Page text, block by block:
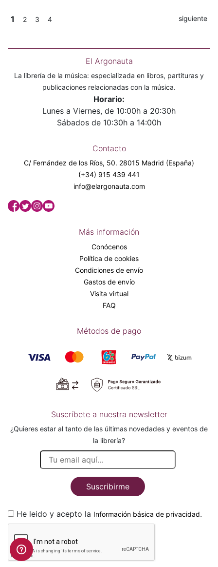
1 2 3 4 siguiente
El Argonauta
La librería de la música: especializada en libros, partituras y
publicaciones relacionadas con la música.
Horario:
Lunes a Viernes, de 10:00h a 20:30h
Sábados de 10:30h a 14:00h
Contacto
C/ Fernández de los Ríos, 50. 28015 Madrid (España)
(+34) 915 439 441
info@elargonauta.com
Más información
Conócenos
Política de cookies
Condiciones de envío
Gastos de envío
Visita virtual
FAQ
Métodos de pago
Suscríbete a nuestra newsletter
¿Quieres estar al tanto de las últimas novedades y eventos de
la librería?
Suscribirme
He leido y acepto la Información básica de privacidad.